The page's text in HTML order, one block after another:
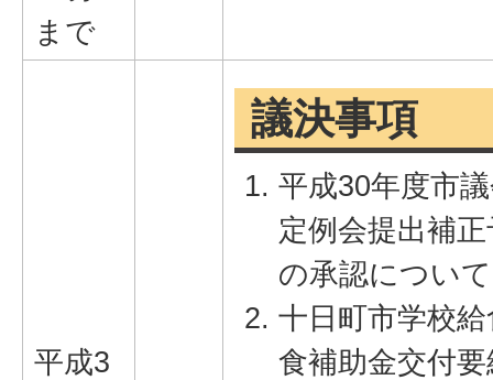
まで
平成3
議決事項
平成30年度市
定例会提出補
の承認について
十日町市学校
食補助金交付